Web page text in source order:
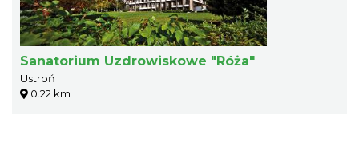
Sanatorium Uzdrowiskowe "Róża"
Ustroń
0.22 km